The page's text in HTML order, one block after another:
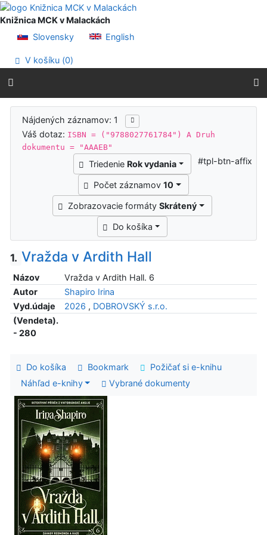
Prejsť na obsah
Prejsť na menu
Knižnica MCK v Malackách
Slovensky
English
V košíku (0)
Výsledky vyhľadávania
Nájdených záznamov: 1
Váš dotaz: ISBN = ("9788027761784") A Druh
dokumentu = "AAAEB"
Triedenie Rok vydania
Počet záznamov10
Zobrazovacie formátySkrátený
Do košíka
#tpl-btn-affix
1. Vražda v Ardith Hall
Názov
Vražda v Ardith Hall. 6
Autor
Shapiro Irina
Vyd.údaje
2026 , DOBROVSKÝ s.r.o.
(Vendeta).
- 280
Do košíka Bookmark
Požičať si e-knihu
Náhľad e-knihy
Vybrané dokumenty